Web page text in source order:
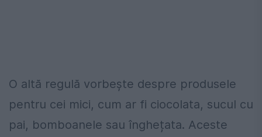
O altă regulă vorbește despre produsele
pentru cei mici, cum ar fi ciocolata, sucul cu
pai, bomboanele sau înghețata. Aceste